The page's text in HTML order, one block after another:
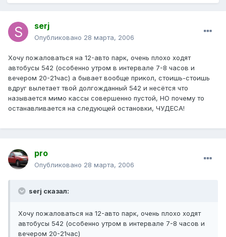
serj
Опубликовано 28 марта, 2006
Хочу пожаловаться на 12-авто парк, очень плохо ходят
автобусы 542 (особенно утром в интервале 7-8 часов и
вечером 20-21час) а бывает вообще прикол, стоишь-стоишь
вдруг вылетает твой долгожданный 542 и несётся что
называется мимо кассы совершенно пустой, НО почему то
останавливается на следующей остановки, ЧУДЕСА!
pro
Опубликовано 28 марта, 2006
serj сказал:
Хочу пожаловаться на 12-авто парк, очень плохо ходят
автобусы 542 (особенно утром в интервале 7-8 часов и
вечером 20-21час)